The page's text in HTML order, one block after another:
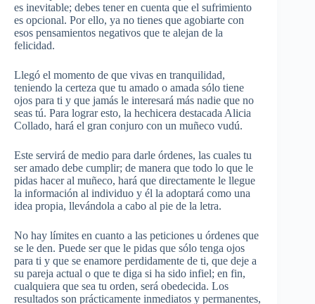
es inevitable; debes tener en cuenta que el sufrimiento
es opcional. Por ello, ya no tienes que agobiarte con
esos pensamientos negativos que te alejan de la
felicidad.
Llegó el momento de que vivas en tranquilidad,
teniendo la certeza que tu amado o amada sólo tiene
ojos para ti y que jamás le interesará más nadie que no
seas tú. Para lograr esto, la hechicera destacada Alicia
Collado, hará el gran conjuro con un muñeco vudú.
Este servirá de medio para darle órdenes, las cuales tu
ser amado debe cumplir; de manera que todo lo que le
pidas hacer al muñeco, hará que directamente le llegue
la información al individuo y él la adoptará como una
idea propia, llevándola a cabo al pie de la letra.
No hay límites en cuanto a las peticiones u órdenes que
se le den. Puede ser que le pidas que sólo tenga ojos
para ti y que se enamore perdidamente de ti, que deje a
su pareja actual o que te diga si ha sido infiel; en fin,
cualquiera que sea tu orden, será obedecida. Los
resultados son prácticamente inmediatos y permanentes,